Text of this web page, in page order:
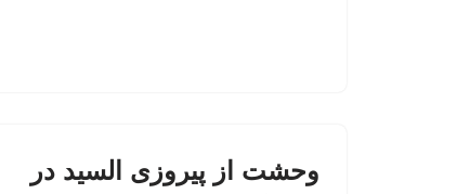
وحشت از پیروزی السید در